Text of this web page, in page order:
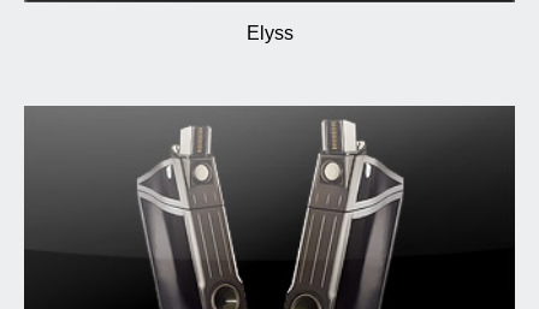
Elyss